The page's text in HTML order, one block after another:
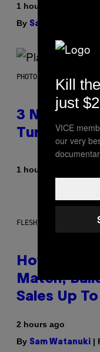
1 hour ago
By Sam Watanuki
PHOTO BY SCOTT
3 No-Skip
Turning 20
1 hour ago
FLESHLIGHT
How To
Match,
Sales Up
2 hours ago
By Sam Watanuki |
Kill
just
VICE
our very